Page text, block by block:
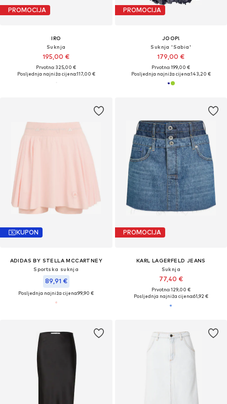
PROMOCIJA
IRO
Suknja
195,00 €
Prvotno: 325,00 €
Posljednja najniža cijena:117,00 €
PROMOCIJA
JOOP!
Suknja 'Sabia'
179,00 €
Prvotno: 199,00 €
Posljednja najniža cijena:143,20 €
KUPON
ADIDAS BY STELLA MCCARTNEY
Sportska suknja
89,91 €
Posljednja najniža cijena:99,90 €
PROMOCIJA
KARL LAGERFELD JEANS
Suknja
77,40 €
Prvotno: 129,00 €
Posljednja najniža cijena:61,92 €